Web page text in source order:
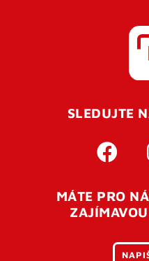
SLEDUJTE
MÁTE PRO